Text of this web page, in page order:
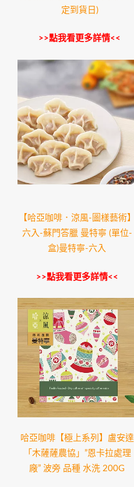
定到貨日)
>>點我看更多詳情<<
【哈亞咖啡．涼風-圖樣藝術】
六入-蘇門答臘 曼特寧 (單位-
盒)曼特寧-六入
>>點我看更多詳情<<
哈亞咖啡【極上系列】盧安達
「木薩薩農協」”恩卡拉處理
廠” 波旁 品種 水洗 200G